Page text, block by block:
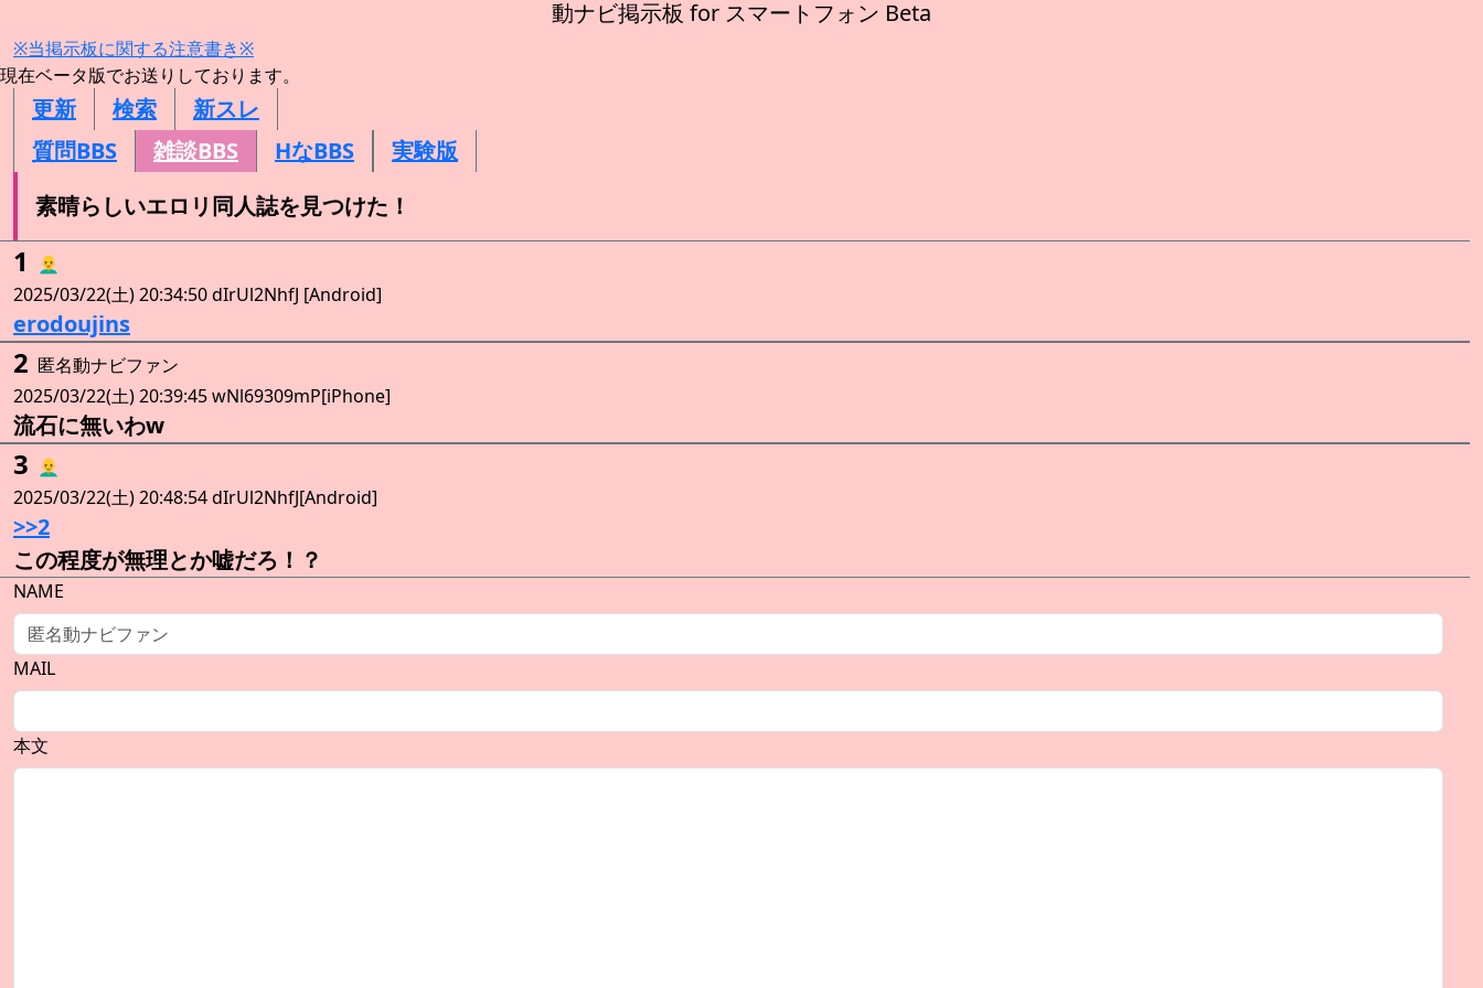
動ナビ掲示板 for スマートフォン Beta
※当掲示板に関する注意書き※
現在ベータ版でお送りしております。
更新 検索
新スレ
質問BBS
雑談BBS HなBBS
実験版
素晴らしいエロリ同人誌を見つけた！
1
👨‍🦲
2025/03/22(土) 20:34:50 dIrUl2NhfJ [Android]
erodoujins
2 匿名動ナビファン
2025/03/22(土) 20:39:45 wNl69309mP[iPhone]
流石に無いわw
3 👨‍🦲
2025/03/22(土) 20:48:54 dIrUl2NhfJ[Android]
>>2
この程度が無理とか嘘だろ！？
NAME
MAIL
本文